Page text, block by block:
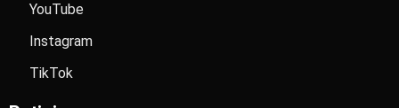
YouTube
Instagram
TikTok